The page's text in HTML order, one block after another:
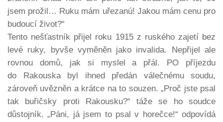
jsem prožil… Ruku mám uřezanú! Jakou mám cenu pro
budoucí život?“
Tento nešťastník přijel roku 1915 z ruského zajetí bez
levé ruky, byvše vyměněn jako invalida. Nepřijel ale
rovnou domů, jak si myslel a přál. PO příjezdu
do Rakouska byl ihned předán válečnému soudu,
zároveň uvězněn a krátce na to souzen. „Proč jste psal
tak buřičsky proti Rakousku?“ táže se ho soudce
důstojník. „Páni, já jsem to psal v horečce!“ odpovídá